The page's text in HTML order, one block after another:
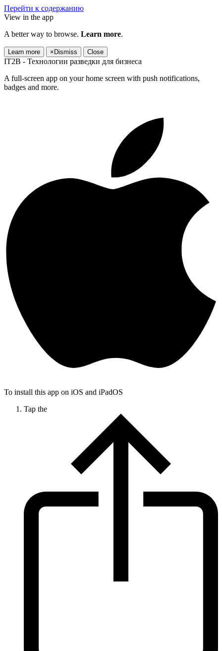
Перейти к содержанию
View in the app
A better way to browse. Learn more.
Learn more × Dismiss Close
IT2B - Технологии разведки для бизнеса
A full-screen app on your home screen with push notifications,
badges and more.
To install this app on iOS and iPadOS
Tap the